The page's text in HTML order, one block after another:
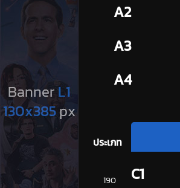
A2
A3
A4
ประเภท
การ์ตูน
190
C1